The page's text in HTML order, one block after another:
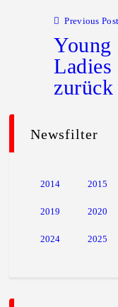
Previous Post
Young
Newsfilter
2014 2015
2019 2020
2024 2025